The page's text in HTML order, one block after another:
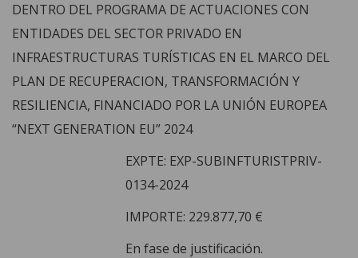
DENTRO DEL PROGRAMA DE ACTUACIONES CON
ENTIDADES DEL SECTOR PRIVADO EN
INFRAESTRUCTURAS TURÍSTICAS EN EL MARCO DEL
PLAN DE RECUPERACION, TRANSFORMACIÓN Y
RESILIENCIA, FINANCIADO POR LA UNIÓN EUROPEA
“NEXT GENERATION EU” 2024
EXPTE: EXP-SUBINFTURISTPRIV-
0134-2024
IMPORTE: 229.877,70 €
En fase de justificación.